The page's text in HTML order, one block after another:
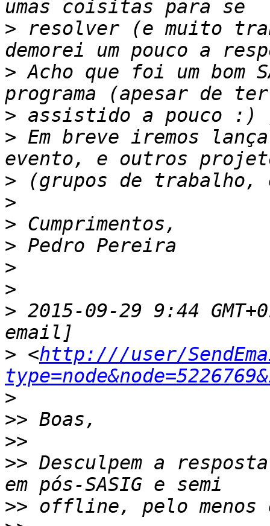
> resolver (e muito
> Acho que foi um bom
>
> Em breve iremos
>
>
>
>
>
>
> 2015-09-29 9:44
> <http:///user/
>
>>
>>
>> Desculpem a
>>